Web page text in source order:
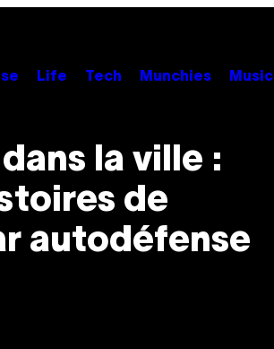
Life Tech Munchies Music
la ville :
de
autodéfense